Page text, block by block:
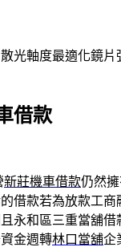
光軸度最適化鏡
借款
新莊機車借款仍然
借款若為放款工商
永和區三重當舖
金週轉林口當舖企